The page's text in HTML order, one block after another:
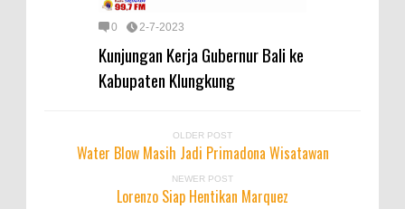
0 2-7-2023
Kunjungan Kerja Gubernur Bali ke
Kabupaten Klungkung
OLDER POST
Water Blow Masih Jadi Primadona Wisatawan
NEWER POST
Lorenzo Siap Hentikan Marquez